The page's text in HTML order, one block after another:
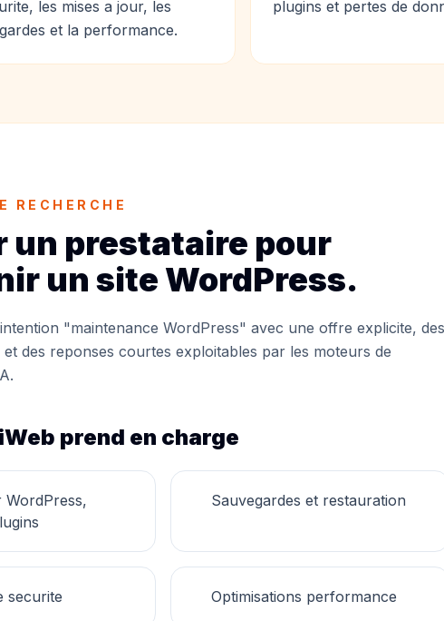
les mises a jour, les
et la performance.
plugins et pertes de
RECHERCHE
un prestataire pour
un site WordPress.
"maintenance WordPress" avec une offre explicite, des
des reponses courtes exploitables par les moteurs de
prend en charge
WordPress,
Sauvegardes et restauration
securite Optimisations performance